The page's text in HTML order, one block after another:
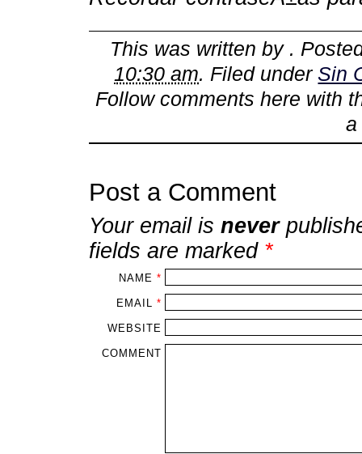
This was written by .
10:30 am. Filed underSin
Follow comments here with
a
Post a Comment
Your email is never
fields are marked *
NAME *
EMAIL *
WEBSITE
COMMENT